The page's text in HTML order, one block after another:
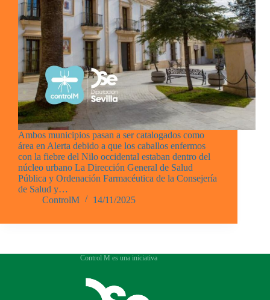
Ambos municipios pasan a ser catalogados como
área en Alerta debido a que los caballos enfermos
con la fiebre del Nilo occidental estaban dentro del
núcleo urbano La Dirección General de Salud
Pública y Ordenación Farmacéutica de la Consejería
de Salud y…
ControlM
14/11/2025
Control M es una iniciativa